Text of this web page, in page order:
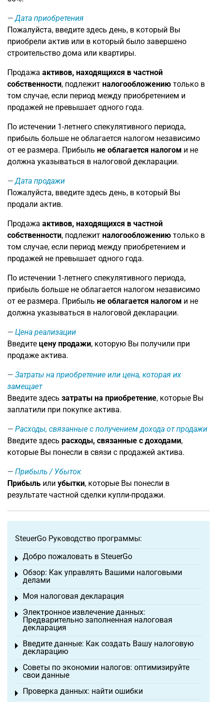
Дата приобретения
Пожалуйста, введите здесь день, в который Вы
приобрели актив или в который было завершено
строительство дома или квартиры.
Продажа активов, находящихся в частной
собственности, подлежит налогообложению только в
том случае, если период между приобретением и
продажей не превышает одного года.
По истечении 1-летнего спекулятивного периода,
прибыль больше не облагается налогом независимо
от ее размера. Прибыль не облагается налогом и не
должна указываться в налоговой декларации.
Дата продажи
Пожалуйста, введите здесь день, в который Вы
продали актив.
Продажа активов, находящихся в частной
собственности, подлежит налогообложению только в
том случае, если период между приобретением и
продажей не превышает одного года.
По истечении 1-летнего спекулятивного периода,
прибыль больше не облагается налогом независимо
от ее размера. Прибыль не облагается налогом и не
должна указываться в налоговой декларации.
Цена реализации
Введите цену продажи, которую Вы получили при
продаже актива.
Затраты на приобретение или цена, которая их
замещает
Введите здесь затраты на приобретение, которые Вы
заплатили при покупке актива.
Расходы, связанные с получением дохода от продажи
Введите здесь расходы, связанные с доходами,
которые Вы понесли в связи с продажей актива.
Прибыль / Убыток
Прибыль или убытки, которые Вы понесли в
результате частной сделки купли-продажи.
SteuerGo Руководство программы:
Добро пожаловать в SteuerGo
Toggle menu
Обзор: Как управлять Вашими налоговыми
делами
Toggle menu
Моя налоговая декларация
Toggle menu
Электронное извлечение данных:
Предварительно заполненная налоговая
декларация
Toggle menu
Введите данные: Как создать Вашу налоговую
декларацию
Toggle menu
Советы по экономии налогов: оптимизируйте
свои данные
Toggle menu
Проверка данных: найти ошибки
Toggle menu